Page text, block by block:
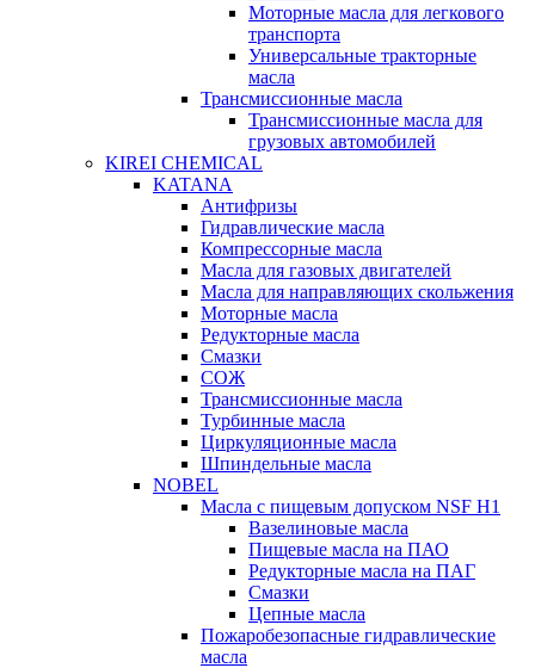
Моторные масла для легкового
транспорта
Универсальные тракторные
масла
Трансмиссионные масла
Трансмиссионные масла для
грузовых автомобилей
KIREI CHEMICAL
KATANA
Антифризы
Гидравлические масла
Компрессорные масла
Масла для газовых двигателей
Масла для направляющих скольжения
Моторные масла
Редукторные масла
Смазки
СОЖ
Трансмиссионные масла
Турбинные масла
Циркуляционные масла
Шпиндельные масла
NOBEL
Масла с пищевым допуском NSF H1
Вазелиновые масла
Пищевые масла на ПАО
Редукторные масла на ПАГ
Смазки
Цепные масла
Пожаробезопасные гидравлические
масла